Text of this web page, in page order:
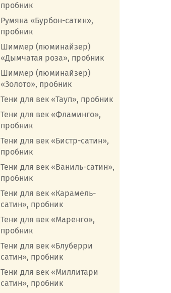
пробник
Румяна «Бурбон-сатин»,
пробник
Шиммер (люминайзер)
«Дымчатая роза», пробник
Шиммер (люминайзер)
«Золото», пробник
Тени для век «Тауп», пробник
Тени для век «Фламинго»,
пробник
Тени для век «Бистр-сатин»,
пробник
Тени для век «Ваниль-сатин»,
пробник
Тени для век «Карамель-
сатин», пробник
Тени для век «Маренго»,
пробник
Тени для век «Блуберри
сатин», пробник
Тени для век «Миллитари
сатин», пробник